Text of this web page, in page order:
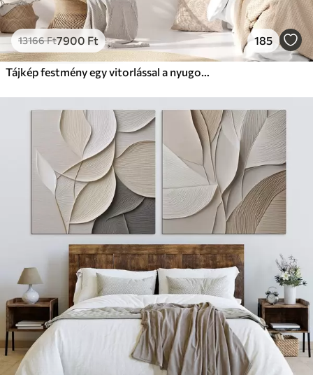
13166Ft7900 Ft 185
Tájkép festmény egy vitorlással a nyugodt tengeren, narancssárga és sárga égbolt, távoli hegyek